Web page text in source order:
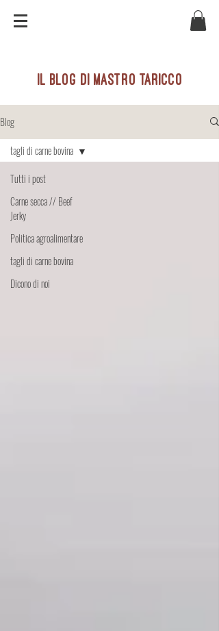
il blog di mastro taricco
Blog
Tutti i post
Carne secca // Beef
Jerky
Politica agroalimentare
tagli di carne bovina
Dicono di noi
tagli di carne bovina